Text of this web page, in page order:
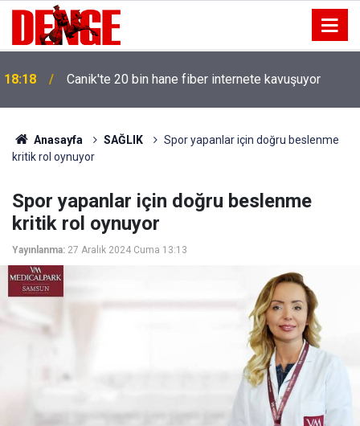
18:18 Canik'te 20 bin hane fiber internete kavuşuyor
Anasayfa SAĞLIK
Spor yapanlar için doğru beslenme
kritik rol oynuyor
Spor yapanlar için doğru beslenme
kritik rol oynuyor
Yayınlanma: 27 Aralık 2024 Cuma 13:13